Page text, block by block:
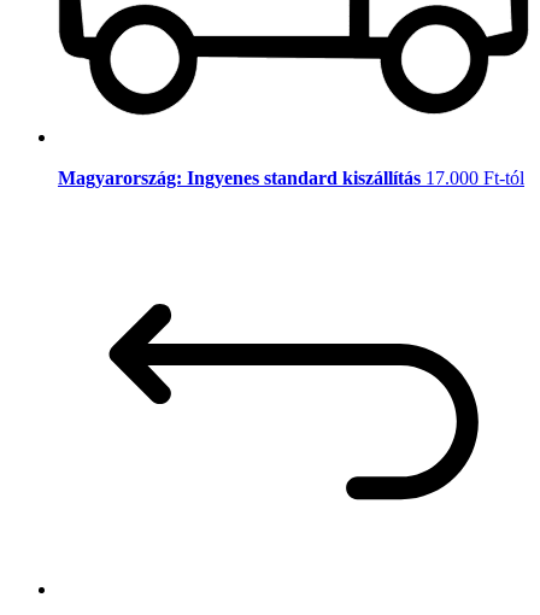
Magyarország: Ingyenes standard kiszállítás 17.000 Ft-tól